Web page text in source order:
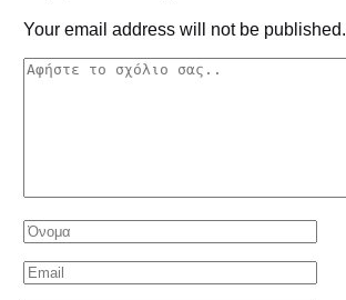
Your email address will not be published.